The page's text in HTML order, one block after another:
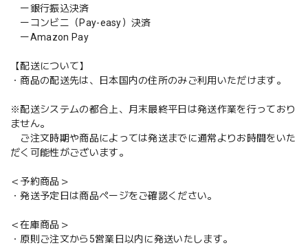
ー銀行振込決済
ーコンビニ（Pay-easy）決済
ーAmazon Pay
【配送について】
・商品の配送先は、日本国内の住所のみご利用いただけます。
※配送システムの都合上、月末最終平日は発送作業を行っており
ません。
ご注文時期や商品によっては発送までに通常よりお時間をいた
だく可能性がございます。
＜予約商品＞
・発送予定日は商品ページをご確認ください。
＜在庫商品＞
・原則ご注文から5営業日以内に発送いたします。